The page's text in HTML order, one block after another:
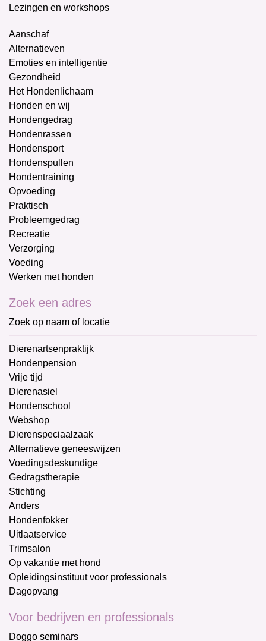
Lezingen en workshops
Aanschaf
Alternatieven
Emoties en intelligentie
Gezondheid
Het Hondenlichaam
Honden en wij
Hondengedrag
Hondenrassen
Hondensport
Hondenspullen
Hondentraining
Opvoeding
Praktisch
Probleemgedrag
Recreatie
Verzorging
Voeding
Werken met honden
Zoek een adres
Zoek op naam of locatie
Dierenartsenpraktijk
Hondenpension
Vrije tijd
Dierenasiel
Hondenschool
Webshop
Dierenspeciaalzaak
Alternatieve geneeswijzen
Voedingsdeskundige
Gedragstherapie
Stichting
Anders
Hondenfokker
Uitlaatservice
Trimsalon
Op vakantie met hond
Opleidingsinstituut voor professionals
Dagopvang
Voor bedrijven en professionals
Doggo seminars